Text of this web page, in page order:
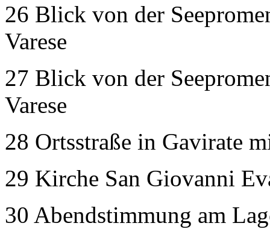
26 Blick von der
Varese
27 Blick von der
Varese
28 Ortsstraße in Gavirate
29 Kirche San Giovanni
30 Abendstimmung am